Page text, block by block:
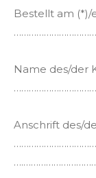
Bestellt am (*)/
Name des/der
Anschrift des/